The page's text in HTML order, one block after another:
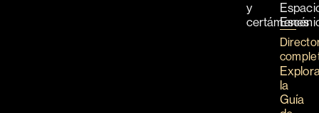
y
certámenes
la
Guía